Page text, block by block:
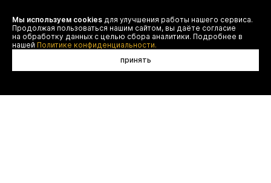
Я даю согласие на сбор, обработку и хранение моих
персональных данных (имя, email, телефон) для получения
рекламных и информационных рассылок от ООО 'БТ
Юнайтед', а также ознакомлен(а) с
Политикой конфиденциальности
Мы используем cookies для улучшения работы нашего сервиса.
Продолжая пользоваться нашим сайтом, вы даёте согласие
на обработку данных с целью сбора аналитики. Подробнее в
нашей Политике конфиденциальности.
принять